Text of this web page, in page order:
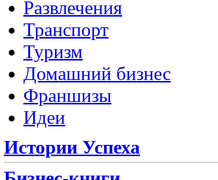
Развлечения
Транспорт
Туризм
Домашний бизнес
Франшизы
Идеи
Истории Успеха